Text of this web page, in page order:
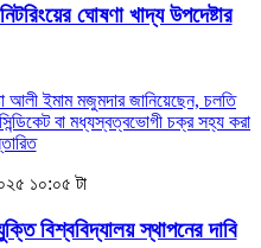
ঘোষণা খাদ্য উপদেষ্টার
আলী ইমাম মজুমদার জানিয়েছেন, চলতি
বা মধ্যস্বত্বভোগী চক্র সহ্য করা
১০:০৫ টা
বিশ্ববিদ্যালয় স্থাপনের দাবি